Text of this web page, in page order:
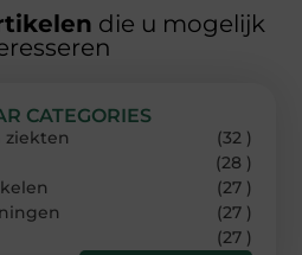
die u mogelijk
CATEGORIES
ziekten
(32 )
(28 )
(27 )
(27 )
(27 )